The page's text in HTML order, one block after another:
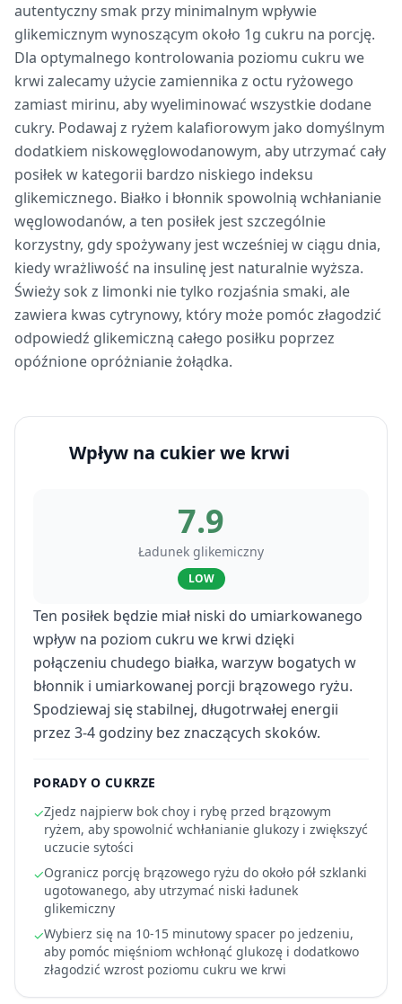
autentyczny smak przy minimalnym wpływie
glikemicznym wynoszącym około 1g cukru na porcję.
Dla optymalnego kontrolowania poziomu cukru we
krwi zalecamy użycie zamiennika z octu ryżowego
zamiast mirinu, aby wyeliminować wszystkie dodane
cukry. Podawaj z ryżem kalafiorowym jako domyślnym
dodatkiem niskowęglowodanowym, aby utrzymać cały
posiłek w kategorii bardzo niskiego indeksu
glikemicznego. Białko i błonnik spowolnią wchłanianie
węglowodanów, a ten posiłek jest szczególnie
korzystny, gdy spożywany jest wcześniej w ciągu dnia,
kiedy wrażliwość na insulinę jest naturalnie wyższa.
Świeży sok z limonki nie tylko rozjaśnia smaki, ale
zawiera kwas cytrynowy, który może pomóc złagodzić
odpowiedź glikemiczną całego posiłku poprzez
opóźnione opróżnianie żołądka.
Wpływ na cukier we krwi
7.9
Ładunek glikemiczny
LOW
Ten posiłek będzie miał niski do umiarkowanego
wpływ na poziom cukru we krwi dzięki
połączeniu chudego białka, warzyw bogatych w
błonnik i umiarkowanej porcji brązowego ryżu.
Spodziewaj się stabilnej, długotrwałej energii
przez 3-4 godziny bez znaczących skoków.
PORADY O CUKRZE
✓Zjedz najpierw bok choy i rybę przed brązowym
ryżem, aby spowolnić wchłanianie glukozy i zwiększyć
uczucie sytości
✓Ogranicz porcję brązowego ryżu do około pół szklanki
ugotowanego, aby utrzymać niski ładunek
glikemiczny
✓Wybierz się na 10-15 minutowy spacer po jedzeniu,
aby pomóc mięśniom wchłonąć glukozę i dodatkowo
złagodzić wzrost poziomu cukru we krwi